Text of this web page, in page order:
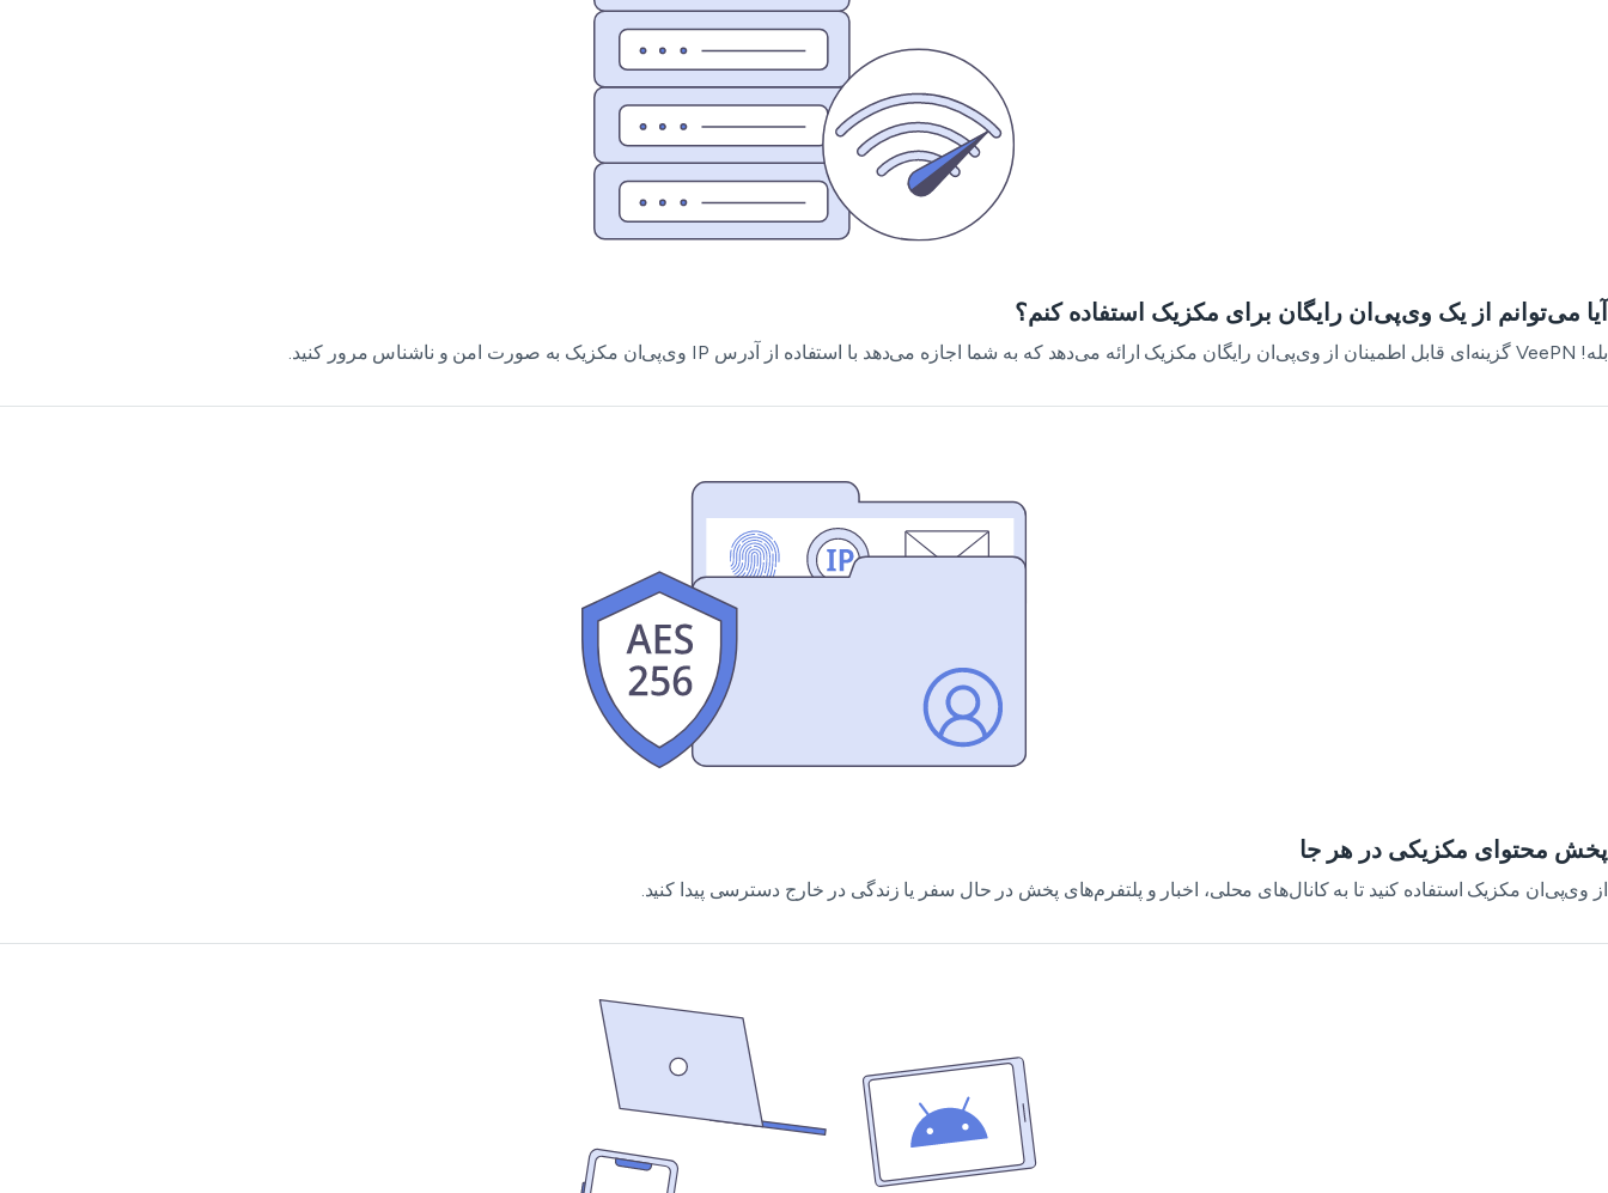
آیا می‌توانم از یک وی‌پی‌ان رایگان برای مکزیک استفاده کنم؟
بله! VeePN گزینه‌ای قابل اطمینان از وی‌پی‌ان رایگان مکزیک ارائه می‌دهد که به شما اجازه می‌دهد با استفاده از آدرس IP وی‌پی‌ان مکزیک به صورت امن و ناشناس مرور کنید.
پخش محتوای مکزیکی در هر جا
از وی‌پی‌ان مکزیک استفاده کنید تا به کانال‌های محلی، اخبار و پلتفرم‌های پخش در حال سفر یا زندگی در خارج دسترسی پیدا کنید.